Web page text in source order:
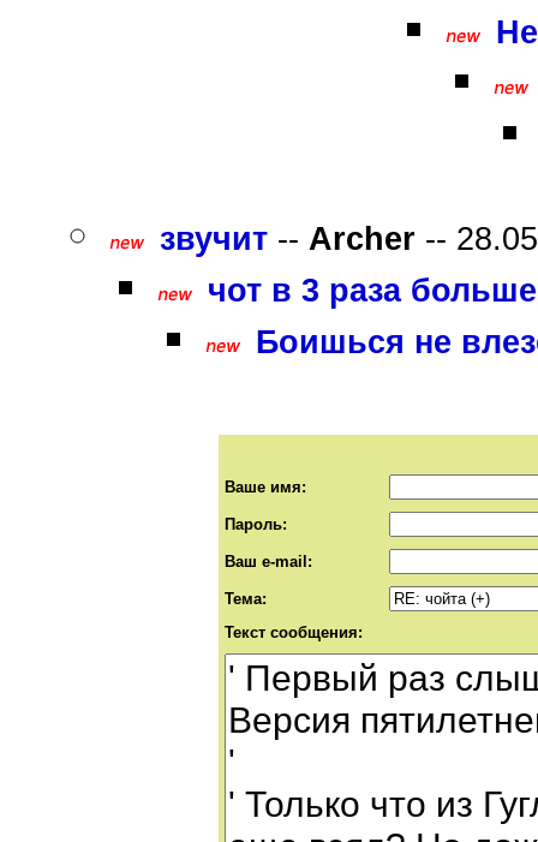
звучит -- Archer --
чот в 3 раза
Боишься не
Ваше имя:
Пароль:
Ваш e-mail:
Тема:
Текст сообщения: